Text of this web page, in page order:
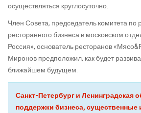
осуществляться круглосуточно.
Член Совета, председатель комитета по
ресторанного бизнеса в московском
Россия», основатель ресторанов
Миронов предположил, как будет
ближайшем будущем.
Санкт-Петербург и Ленинградская
поддержки бизнеса, существенные